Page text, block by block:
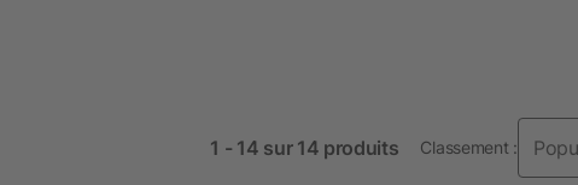
1 - 14 sur 14 produits Classement :